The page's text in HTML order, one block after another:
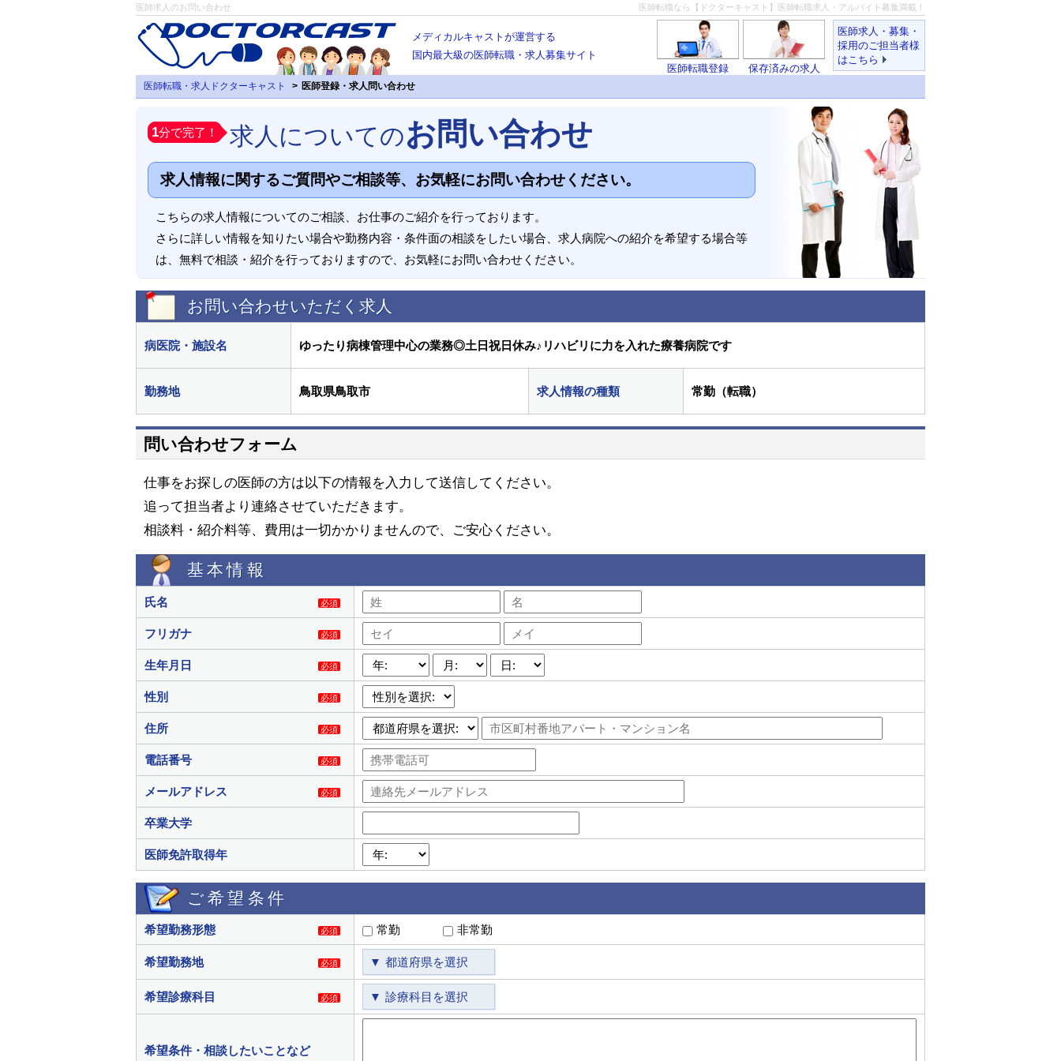
医師求人のお問い合わせ 医師転職なら【ドクターキャスト】医師転職求人・アルバイト募集満載！
メディカルキャストが運営する
国内最大級の医師転職・求人募集サイト
医師求人・募集・
採用のご担当者様
はこちら
保存済みの求人
医師転職登録
医師転職・求人ドクターキャスト 医師登録・求人問い合わせ
1分で完了！ 求人についてのお問い合わせ
求人情報に関するご質問やご相談等、お気軽にお問い合わせください。
こちらの求人情報についてのご相談、お仕事のご紹介を行っております。
さらに詳しい情報を知りたい場合や勤務内容・条件面の相談をしたい場合、求人病院への紹介を希望する場合等
は、無料で相談・紹介を行っておりますので、お気軽にお問い合わせください。
お問い合わせいただく求人
病医院・施設名 ゆったり病棟管理中心の業務◎土日祝日休み♪リハビリに力を入れた療養病院です
勤務地 鳥取県鳥取市 求人情報の種類 常勤（転職）
問い合わせフォーム
仕事をお探しの医師の方は以下の情報を入力して送信してください。
追って担当者より連絡させていただきます。
相談料・紹介料等、費用は一切かかりませんので、ご安心ください。
基本情報
氏名 必須
フリガナ 必須
生年月日 必須
性別 必須
住所 必須
電話番号 必須
メールアドレス 必須
卒業大学
医師免許取得年
ご希望条件
希望勤務形態 必須 常勤 非常勤
希望勤務地 必須 都道府県を選択
希望診療科目 必須 診療科目を選択
希望条件・相談したいことなど